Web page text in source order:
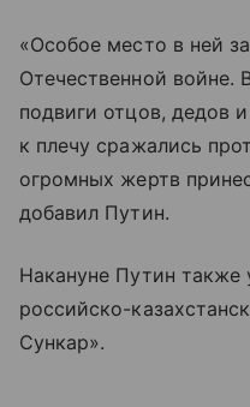
«Особое место в ней
Отечественной войне.
подвиги отцов, дедов
к плечу сражались
огромных жертв
добавил Путин.
Накануне Путин также
российско-
Сункар».